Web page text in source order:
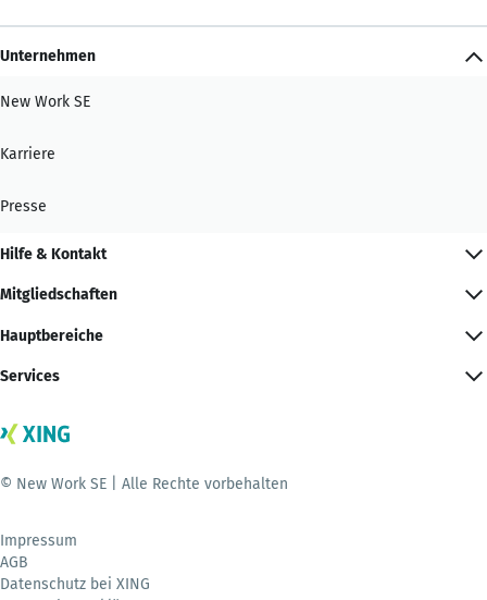
Unternehmen
New Work SE
Karriere
Presse
Hilfe & Kontakt
Mitgliedschaften
Hauptbereiche
Services
© New Work SE | Alle Rechte vorbehalten
Impressum
AGB
Datenschutz bei XING